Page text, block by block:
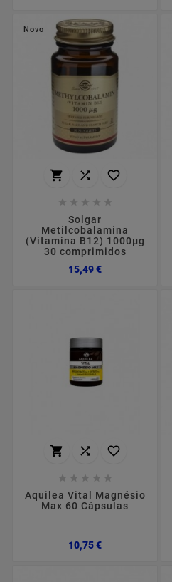
Novo
  
    
Solgar
Metilcobalamina
(Vitamina B12) 1000µg
30 comprimidos
15,49 €Preço
  
    
Aquilea Vital Magnésio
Max 60 Cápsulas
10,75 €Preço